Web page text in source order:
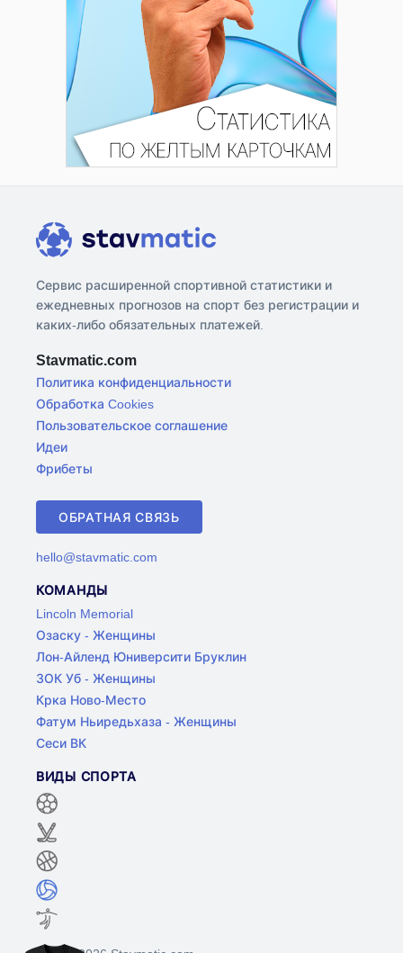
Сервис расширенной спортивной статистики и
ежедневных прогнозов на спорт без регистрации и
каких-либо обязательных платежей.
Stavmatic.com
Политика конфиденциальности
Обработка Cookies
Пользовательское соглашение
Идеи
Фрибеты
ОБРАТНАЯ СВЯЗЬ
hello@stavmatic.com
КОМАНДЫ
Lincoln Memorial
Озаску - Женщины
Лон-Айленд Юниверсити Бруклин
ЗОК Уб - Женщины
Крка Ново-Место
Фатум Ньиредьхаза - Женщины
Сеси ВК
ВИДЫ СПОРТА